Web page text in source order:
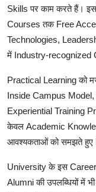
Skillsपर काम करते हैं।
CoursesतकFree
Technologies,
में Industry-recognized
Practical Learningको
Inside Campus Model,
Experiential Training
केवल Academic
आवश्यकताओं को समझते हुए
Universityके इस
Alumniकी उपलब्धियों में भी